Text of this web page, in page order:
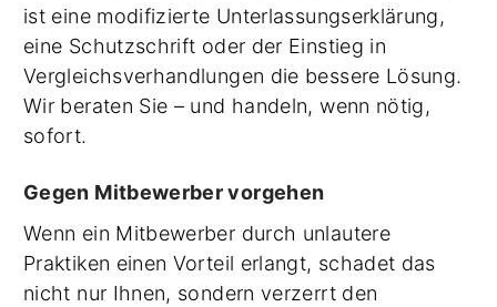
ist eine modifizierte Unterlassungserklärung,
eine Schutzschrift oder der Einstieg in
Vergleichsverhandlungen die bessere Lösung.
Wir beraten Sie – und handeln, wenn nötig,
sofort.
Gegen Mitbewerber vorgehen
Wenn ein Mitbewerber durch unlautere
Praktiken einen Vorteil erlangt, schadet das
nicht nur Ihnen, sondern verzerrt den